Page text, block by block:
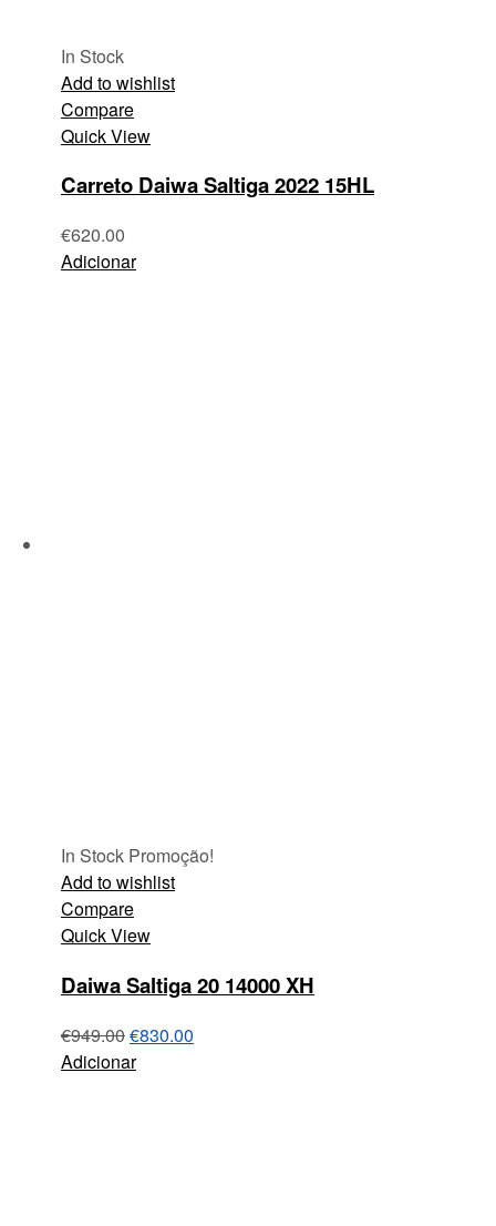
In Stock
Add to wishlist
Compare
Quick View
Carreto Daiwa Saltiga 2022 15HL
€620.00
Adicionar
In Stock Promoção!
Add to wishlist
Compare
Quick View
Daiwa Saltiga 20 14000 XH
€949.00€830.00
Adicionar